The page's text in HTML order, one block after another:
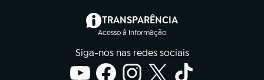
TRANSPARÊNCIA
Acesso à Informação
(abre em nova aba)
Siga-nos nas redes sociais